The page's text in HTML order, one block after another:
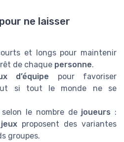
ne laisser
et longs pour maintenir
de chaque personne.
d’équipe pour favoriser
si tout le monde ne se
le nombre de joueurs :
proposent des variantes
groupes.